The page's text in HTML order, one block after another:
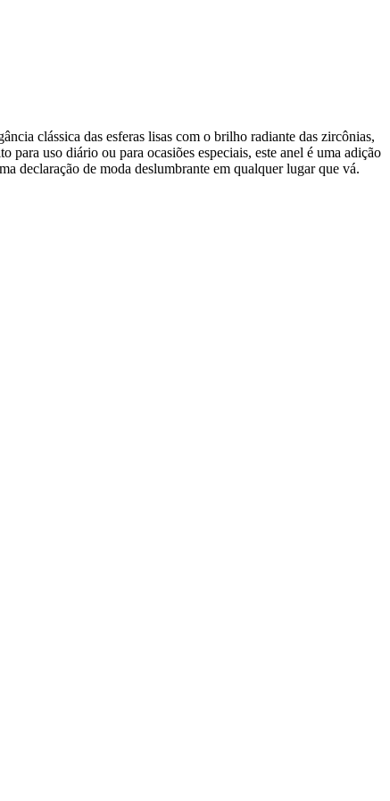
clássica das esferas lisas com o brilho radiante das zircônias,
uso diário ou para ocasiões especiais, este anel é uma adição
declaração de moda deslumbrante em qualquer lugar que vá.